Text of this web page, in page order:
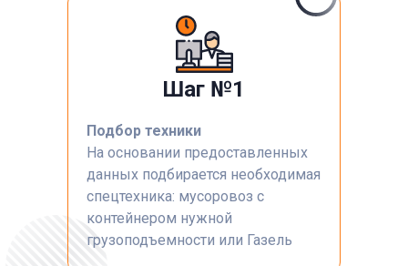
Шаг №1
Подбор техники
На основании предоставленных
данных подбирается необходимая
спецтехника: мусоровоз с
контейнером нужной
грузоподъемности или Газель